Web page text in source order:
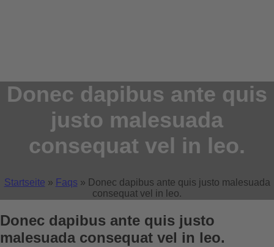
Donec dapibus ante quis
justo malesuada
consequat vel in leo.
Startseite » Faqs » Donec dapibus ante quis justo malesuada
consequat vel in leo.
Donec dapibus ante quis justo
malesuada consequat vel in leo.